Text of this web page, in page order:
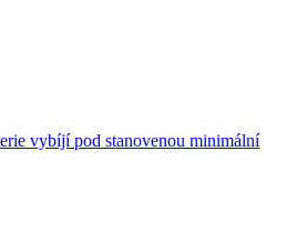
vybíjí pod stanovenou minimální